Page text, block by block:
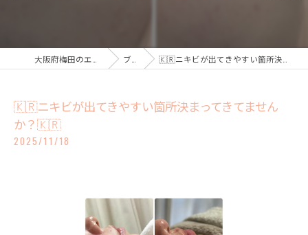
大阪府梅田のエステならbisebise ブログ 🇰🇷ニキビが出てきやすい箇所決まってきてませんか？🇰🇷
🇰🇷ニキビが出てきやすい箇所決まってきてません
か？🇰🇷
2025/11/18